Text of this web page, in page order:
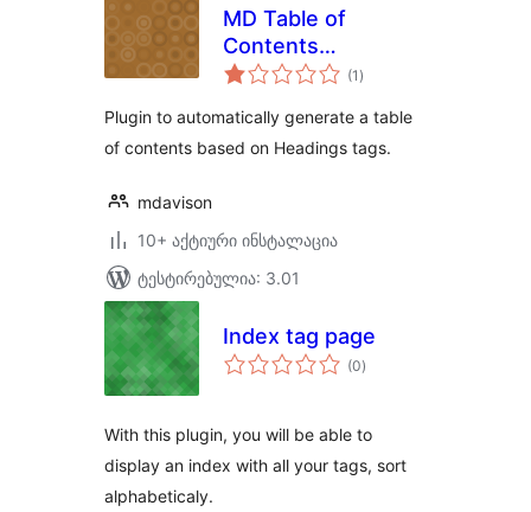
MD Table of
Contents
Generator
(1 საერთო
რეიტინგი
)
Plugin to automatically generate a table
of contents based on Headings tags.
mdavison
10+ აქტიური ინსტალაცია
ტესტირებულია: 3.01
Index tag page
(0საერთო
რეიტინგი
)
With this plugin, you will be able to
display an index with all your tags, sort
alphabeticaly.